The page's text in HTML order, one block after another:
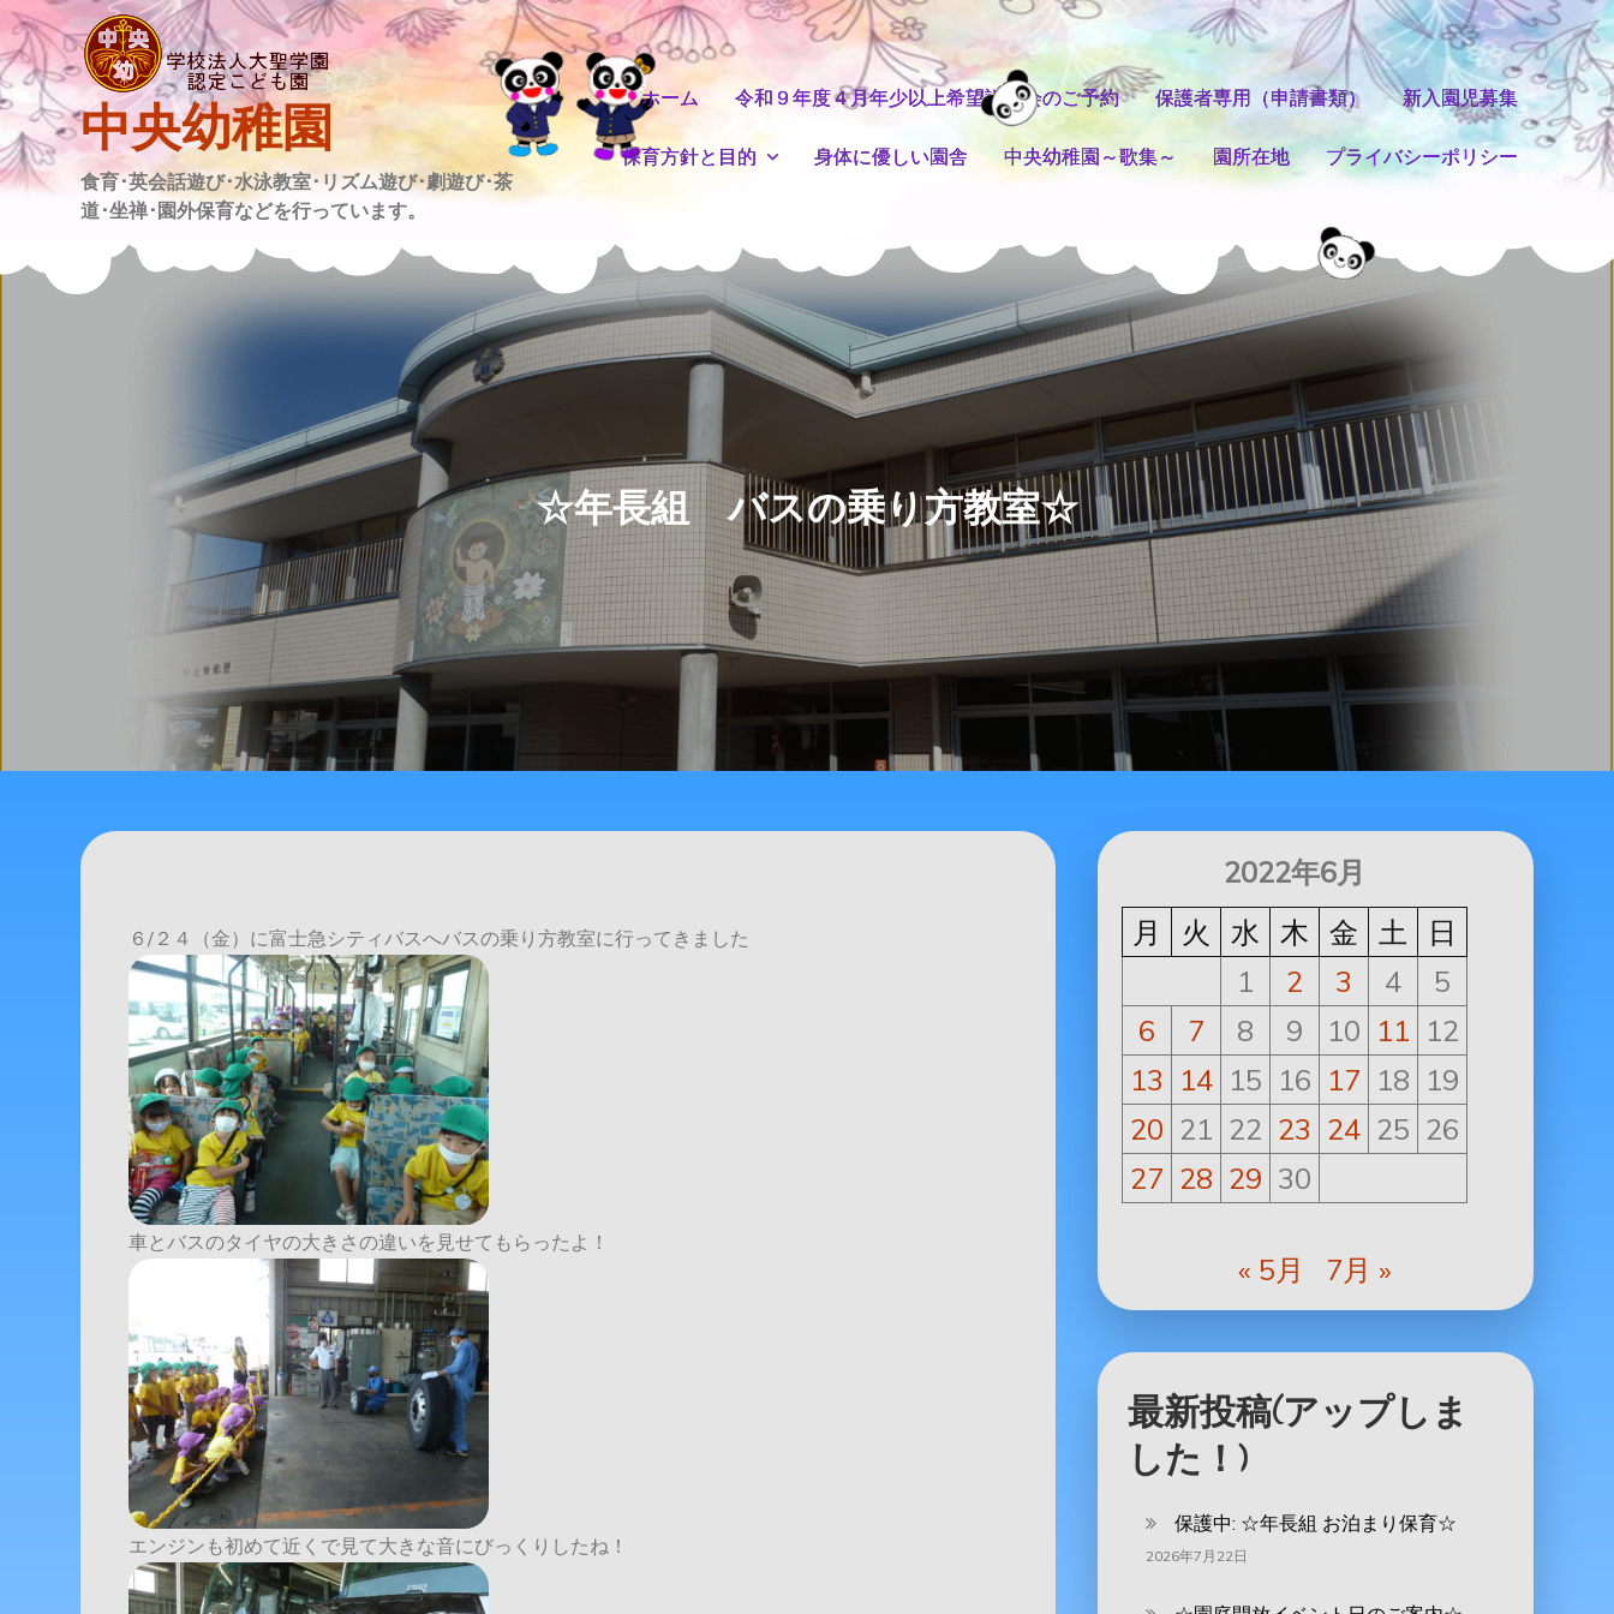
Skip
to
content
中央幼稚園
食育･英会話遊び･水泳教室･リズム遊び･劇遊び･茶
道･坐禅･園外保育などを行っています。
ホーム 令和９年度４月年少以上希望説明会のご予約 保護者専用（申請書類） 新入園児募集
保育方針と目的 身体に優しい園舎 中央幼稚園～歌集～ 園所在地 プライバシーポリシー
☆年長組 バスの乗り方教室☆
６/２４（金）に富士急シティバスへバスの乗り方教室に行ってきました
車とバスのタイヤの大きさの違いを見せてもらったよ！
エンジンも初めて近くで見て大きな音にびっくりしたね！
2022年6月
月
火 水 木 金 土
日
1
2 3 4
5
6
7 8 9 10 11 12
13 14 15 16 17 18 19
20 21 22 23 24 25 26
27 28 29 30
« 5月 7月 »
最新投稿(アップしま
した！)
保護中: ‪☆年長組 お泊まり保育☆
2026年7月22日